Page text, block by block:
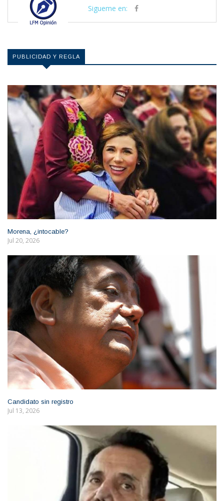
Sigueme en:
PUBLICIDAD Y REGLA
Morena, ¿intocable?
Jul 20, 2026
Candidato sin registro
Jul 13, 2026